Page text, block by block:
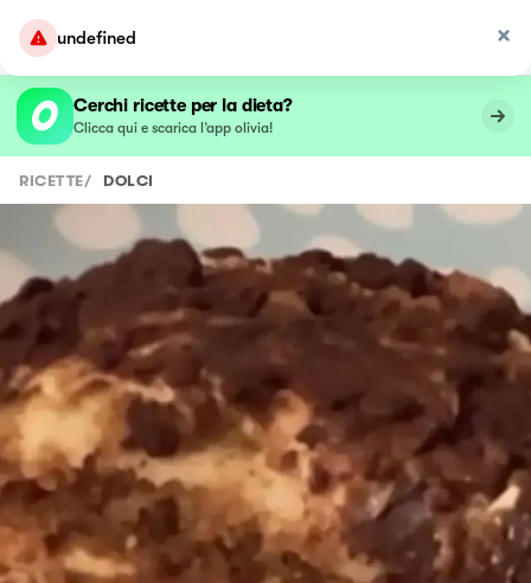
undefined
Cerchi ricette per la dieta?
Clicca qui e scarica l’app olivia!
RICETTE/ DOLCI